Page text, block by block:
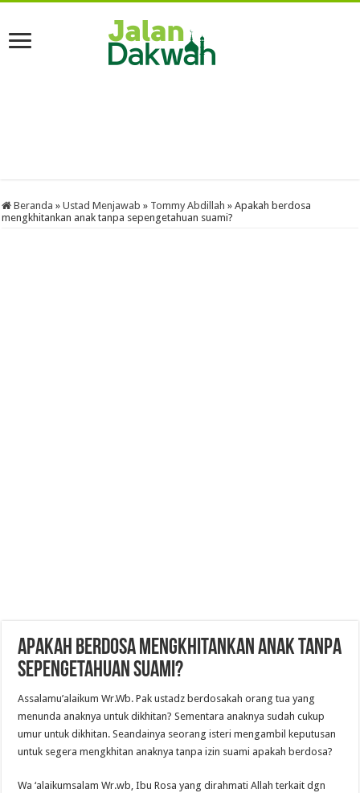
Beranda » Ustad Menjawab » Tommy Abdillah » Apakah berdosa
mengkhitankan anak tanpa sepengetahuan suami?
Apakah berdosa mengkhitankan anak tanpa
sepengetahuan suami?
Assalamu’alaikum Wr.Wb. Pak ustadz berdosakah orang tua yang
menunda anaknya untuk dikhitan? Sementara anaknya sudah cukup
umur untuk dikhitan. Seandainya seorang isteri mengambil keputusan
untuk segera mengkhitan anaknya tanpa izin suami apakah berdosa?
Wa ‘alaikumsalam Wr.wb, Ibu Rosa yang dirahmati Allah terkait dgn